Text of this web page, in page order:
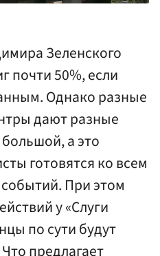
Зеленского
почти 50%, если
Однако разные
дают разные
а это
готовятся ко всем
При этом
у «Слуги
по сути будут
предлагает